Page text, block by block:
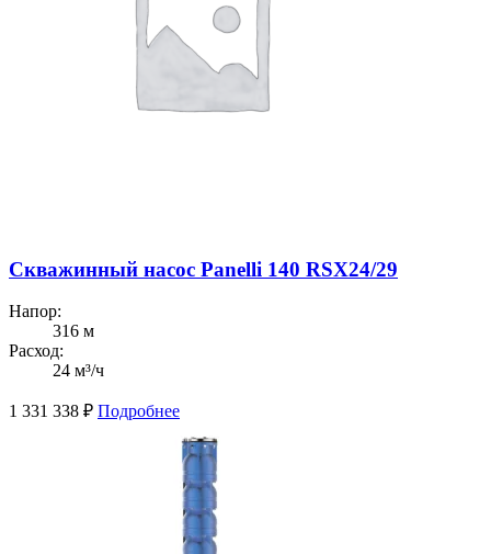
Скважинный насос Panelli 140 RSX24/29
Напор:
316 м
Расход:
24 м³/ч
1 331 338 ₽ Подробнее